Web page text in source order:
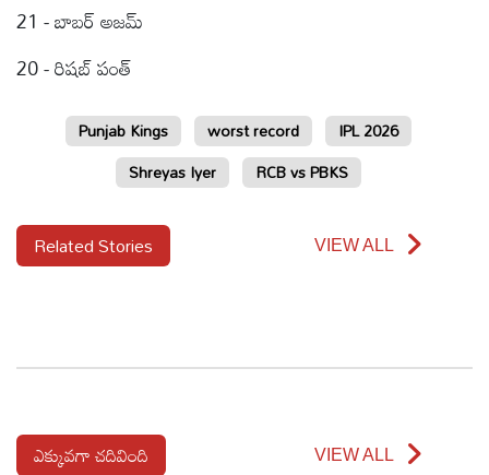
21 - బాబర్ అజమ్
20 - రిషబ్ పంత్
Punjab Kings worst record
IPL 2026
Shreyas Iyer
RCB vs PBKS
Related Stories VIEW ALL
ఎక్కువగా చదివింది VIEW ALL